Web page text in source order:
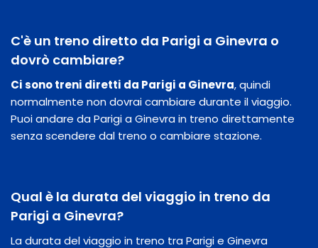
C'è un treno diretto da Parigi a Ginevra o
dovrò cambiare?
Ci sono treni diretti da Parigi a Ginevra, quindi
normalmente non dovrai cambiare durante il viaggio.
Puoi andare da Parigi a Ginevra in treno direttamente
senza scendere dal treno o cambiare stazione.
Qual è la durata del viaggio in treno da
Parigi a Ginevra?
La durata del viaggio in treno tra Parigi e Ginevra